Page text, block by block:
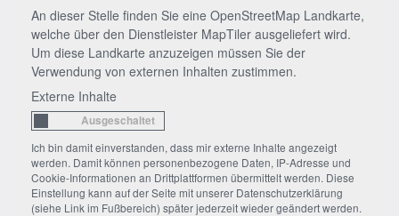
An dieser Stelle finden Sie eine OpenStreetMap Landkarte,
welche über den Dienstleister MapTiler ausgeliefert wird.
Um diese Landkarte anzuzeigen müssen Sie der
Verwendung von externen Inhalten zustimmen.
Externe Inhalte
Ich bin damit einverstanden, dass mir externe Inhalte angezeigt
werden. Damit können personenbezogene Daten, IP-Adresse und
Cookie-Informationen an Drittplattformen übermittelt werden. Diese
Einstellung kann auf der Seite mit unserer Datenschutzerklärung
(siehe Link im Fußbereich) später jederzeit wieder geändert werden.